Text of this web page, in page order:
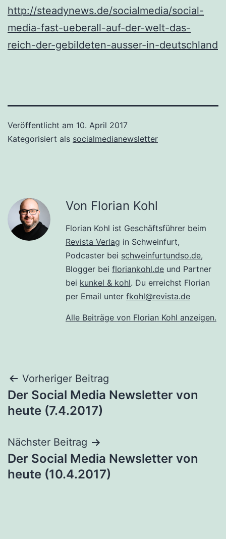
http://steadynews.de/socialmedia/social-
media-fast-ueberall-auf-der-welt-das-
reich-der-gebildeten-ausser-in-deutschland
Veröffentlicht am 10. April 2017
Kategorisiert als socialmedianewsletter
Von Florian Kohl
Florian Kohl ist Geschäftsführer beim
Revista Verlag in Schweinfurt,
Podcaster bei schweinfurtundso.de,
Blogger bei floriankohl.de und Partner
bei kunkel & kohl. Du erreichst Florian
per Email unter fkohl@revista.de
Alle Beiträge von Florian Kohl anzeigen.
Beitragsnavigation
Vorheriger Beitrag
Der Social Media Newsletter von
heute (7.4.2017)
Nächster Beitrag
Der Social Media Newsletter von
heute (10.4.2017)